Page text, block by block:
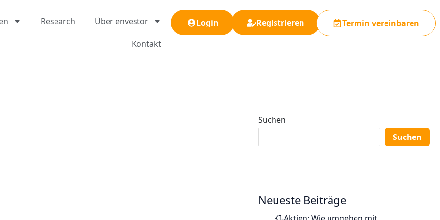
Research Über envestor
Kontakt
Login Registrieren Termin vereinbaren
Suchen
Suchen
Neueste Beiträge